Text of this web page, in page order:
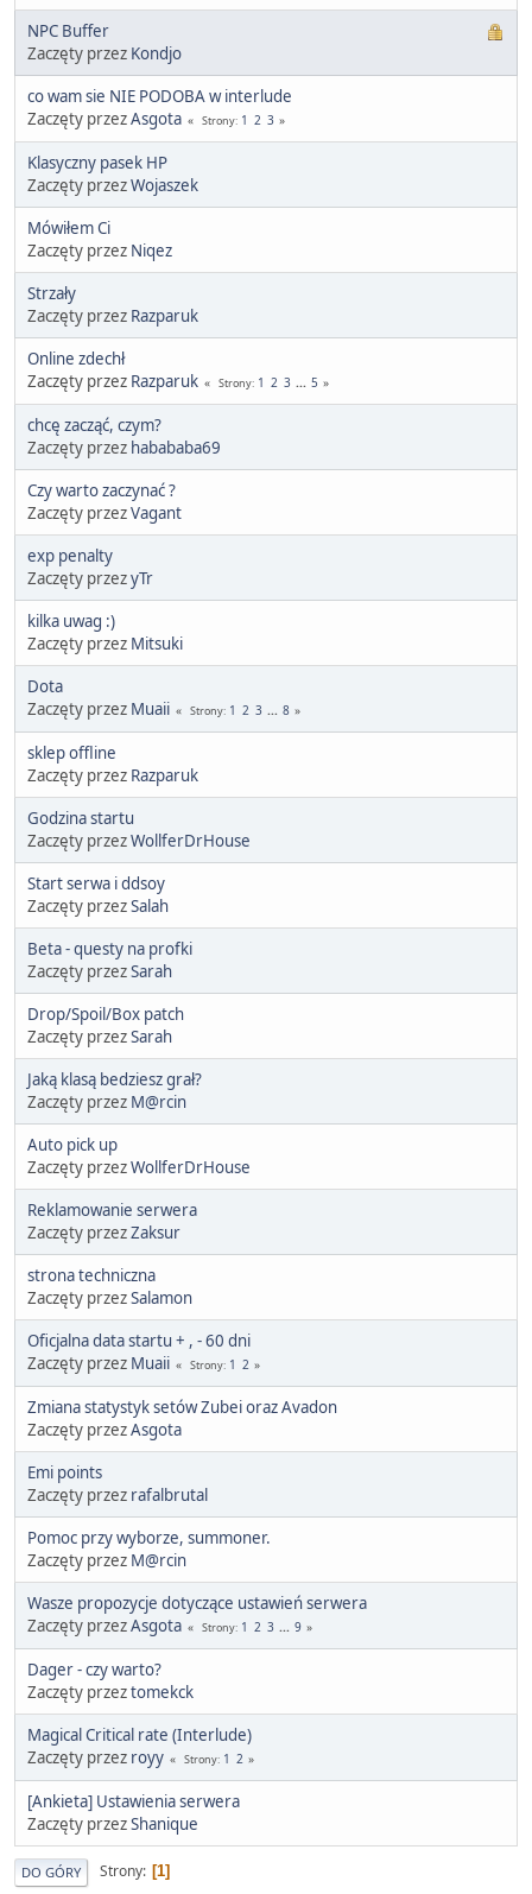
NPC Buffer
Zaczęty przez Kondjo
co wam sie NIE PODOBA w interlude
Zaczęty przezAsgota Strony 1 2 3
Klasyczny pasek HP
Zaczęty przezWojaszek
Mówiłem Ci
Zaczęty przez Niqez
Strzały
Zaczęty przez Razparuk
Online zdechł
Zaczęty przez Razparuk Strony 1 2 3 ... 5
chcę zacząć, czym?
Zaczęty przez habababa69
Czy warto zaczynać ?
Zaczęty przezVagant
exp penalty
Zaczęty przezyTr
kilka uwag :)
Zaczęty przez Mitsuki
Dota
Zaczęty przez Muaii Strony 1 2 3 ... 8
sklep offline
Zaczęty przez Razparuk
Godzina startu
Zaczęty przezWollferDrHouse
Start serwa i ddsoy
Zaczęty przezSalah
Beta - questy na profki
Zaczęty przezSarah
Drop/Spoil/Box patch
Zaczęty przezSarah
Jaką klasą bedziesz grał?
Zaczęty przez M@rcin
Auto pick up
Zaczęty przezWollferDrHouse
Reklamowanie serwera
Zaczęty przezZaksur
strona techniczna
Zaczęty przezSalamon
Oficjalna data startu + , - 60 dni
Zaczęty przez Muaii Strony 1 2
Zmiana statystyk setów Zubei oraz Avadon
Zaczęty przezAsgota
Emi points
Zaczęty przez rafalbrutal
Pomoc przy wyborze, summoner.
Zaczęty przez M@rcin
Wasze propozycje dotyczące ustawień serwera
Zaczęty przezAsgota Strony 1 2 3 ... 9
Dager - czy warto?
Zaczęty przeztomekck
Magical Critical rate (Interlude)
Zaczęty przez royy Strony 1 2
[Ankieta] Ustawienia serwera
Zaczęty przezShanique
DO GÓRY Strony 1